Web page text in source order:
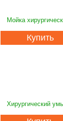
Мойка
Купить
Хирургический